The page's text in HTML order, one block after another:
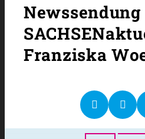
Newssendung
Franziska